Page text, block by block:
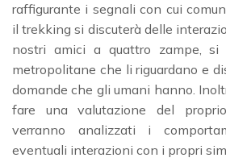
raffigurante i segnali con cui
il trekking si discuterà delle
nostri amici a quattro zampe, si
metropolitane che li riguardano e
domande che gli umani hanno.
fare una valutazione del
verranno analizzati i
eventuali interazioni con i propri